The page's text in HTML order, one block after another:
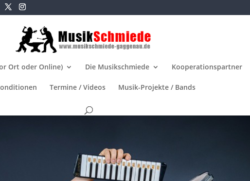
Ort oder Online) Die Musikschmiede Kooperationspartner
Termine / Videos Musik-Projekte / Bands